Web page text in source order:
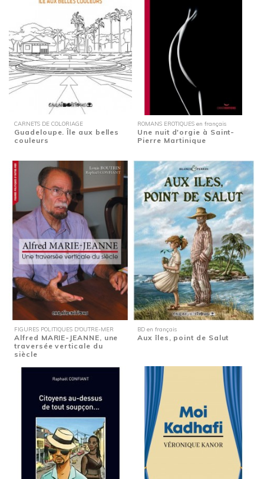
CARNETS DE COLORIAGE
Guadeloupe. Île aux belles
couleurs
ROMANS EROTIQUES en français
Une nuit d'orgie à Saint-
Pierre Martinique
FIGURES POLITIQUES D'OUTRE-MER
Alfred MARIE-JEANNE, une
traversée verticale du
siècle
BD en français
Aux îles, point de Salut